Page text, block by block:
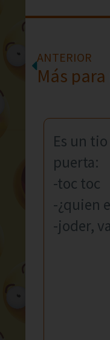
ANTERIOR
Más
Es un
puerta:
-toc toc
-¿quien
-joder,